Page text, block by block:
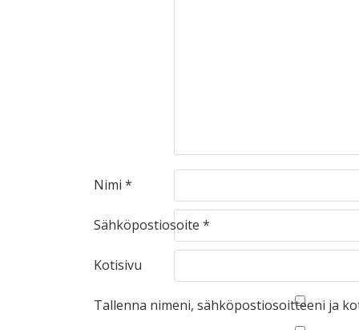
Nimi *
Sähköpostiosoite *
Kotisivu
Tallenna nimeni, sähköpostiosoitteeni ja